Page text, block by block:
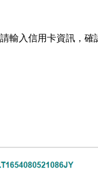
輸入信用卡資訊，